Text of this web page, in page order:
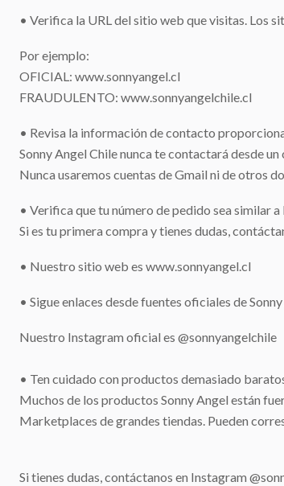
• Verifica la URL del sitio web que visitas. Los
Por ejemplo:
OFICIAL: www.sonnyangel.cl
FRAUDULENTO: www.sonnyangelchile.cl
• Revisa la información de contacto
Sonny Angel Chile nunca te contactará desde
Nunca usaremos cuentas de Gmail ni de otros
• Verifica que tu número de pedido sea similar
Si es tu primera compra y tienes dudas,
• Nuestro sitio web es www.sonnyangel.cl
• Sigue enlaces desde fuentes oficiales de
Nuestro Instagram oficial es @sonnyangelchile
• Ten cuidado con productos demasiado
Muchos de los productos Sonny Angel están
Marketplaces de grandes tiendas. Pueden
Si tienes dudas, contáctanos en Instagram